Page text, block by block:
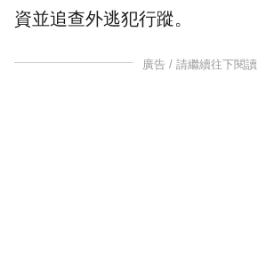
資並追查外逃犯行蹤。
廣告 / 請繼續往下閱讀